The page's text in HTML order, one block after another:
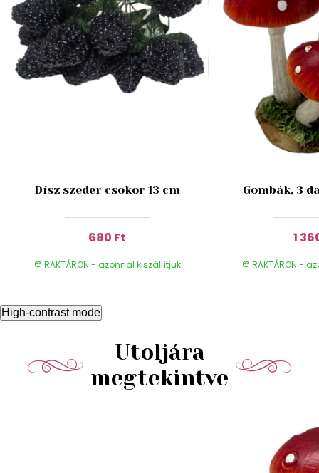
Dísz szeder csokor 13 cm
680 Ft
RAKTÁRON - azonnal kiszállítjuk
Gombák, 3
1
RAKTÁRON -
High-contrast mode
Utoljára
megtekintve